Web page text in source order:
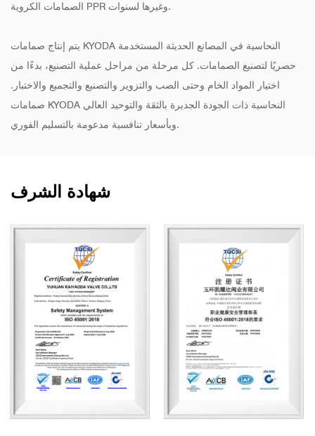
الصمامات الكروية PPR وغيرها لسنوات.
يتم إنتاج صمامات KYODA النحاسية في المصانع الحديثة المستخدمة
حصريًا لتصنيع الصمامات. كل مرحلة من مراحل عملية التصنيع، بدءًا من
اختيار المواد الخام وحتى الصب والتزوير والتصنيع والتجميع والاختبار.
صمامات KYODA النحاسية ذات الجودة الجديرة بالثقة والتوحيد العالي
وبأسعار تنافسية مدعومة بالتسليم الفوري.
شهادة الشرف